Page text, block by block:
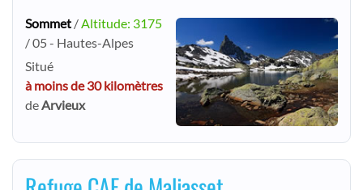
Sommet /Altitude: 3175
/ 05 - Hautes-Alpes
Situé
à moins de 30 kilomètres
deArvieux